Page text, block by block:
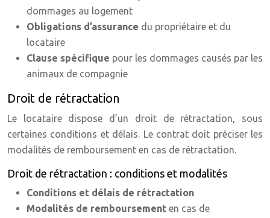
dommages au logement
Obligations d’assurance du propriétaire et du
locataire
Clause spécifique pour les dommages causés par les
animaux de compagnie
Droit de rétractation
Le locataire dispose d’un droit de rétractation, sous
certaines conditions et délais. Le contrat doit préciser les
modalités de remboursement en cas de rétractation.
Droit de rétractation : conditions et modalités
Conditions et délais de rétractation
Modalités de remboursement en cas de